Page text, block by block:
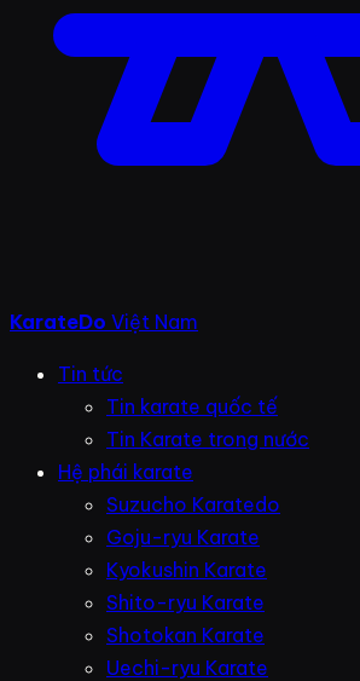
KarateDo Việt Nam
Tin tức
Tin karate quốc tế
Tin Karate trong nước
Hệ phái karate
Suzucho Karatedo
Goju-ryu Karate
Kyokushin Karate
Shito-ryu Karate
Shotokan Karate
Uechi-ryu Karate